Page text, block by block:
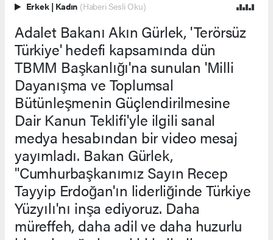
Erkek | Kadın (Haberi Sesli Oku)
Adalet Bakanı Akın Gürlek, 'Terörsüz
Türkiye' hedefi kapsamında dün
TBMM Başkanlığı'na sunulan 'Milli
Dayanışma ve Toplumsal
Bütünleşmenin Güçlendirilmesine
Dair Kanun Teklifi'yle ilgili sanal
medya hesabından bir video mesaj
yayımladı. Bakan Gürlek,
"Cumhurbaşkanımız Sayın Recep
Tayyip Erdoğan'ın liderliğinde Türkiye
Yüzyılı'nı inşa ediyoruz. Daha
müreffeh, daha adil ve daha huzurlu